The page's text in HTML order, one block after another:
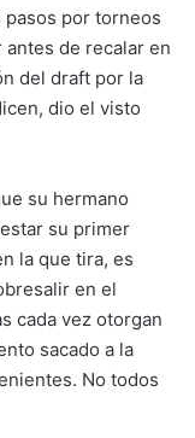
pasos por torneos
de recalar en
del draft por la
dio el visto
su hermano
su primer
la que tira, es
en el
cada vez otorgan
sacado a la
No todos